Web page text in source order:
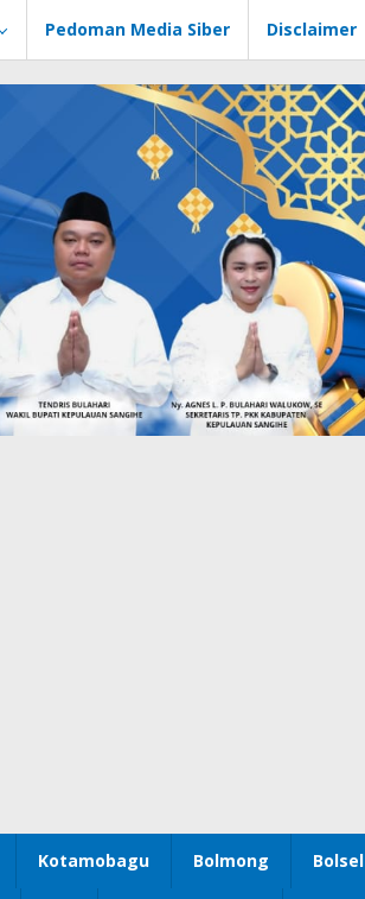
Pedoman Media Siber Disclaimer
Kotamobagu Bolmong Bolsel